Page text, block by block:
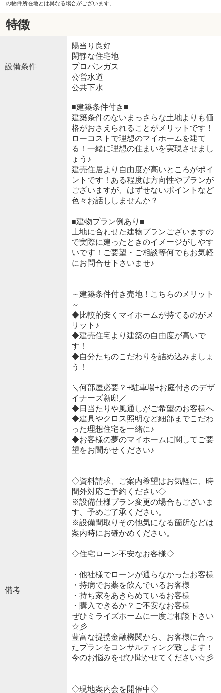
の物件所在地とは異なる場合がございます。
特徴
設備条件
陽当り良好
閑静な住宅地
プロパンガス
公営水道
公共下水
備考
■建築条件付き■
建築条件のないまっさらな土地よりも価
格がおさえられることがメリットです！
ローコストで理想のマイホームを建て
る！一緒に理想の住まいを実現させまし
ょう♪
建売住居より自由度が高いところがポイ
ントです！ある程度は方向性やプランが
ございますが、はずせないポイントなど
色々お話ししませんか？
■建物プラン例あり■
土地に合わせた建物プランございますの
で実際に建ったときのイメージがしやす
いです！ご要望・ご相談等何でもお気軽
にお問合せ下さいませ♪
～建築条件付き売地！こちらのメリット
～
◆比較的安くマイホームが持てるのがメ
リット♪
◆建売住宅より建築の自由度が高いで
す！
◆自分たちのこだわりを詰め込みましょ
う！
＼何部屋必要？+駐車場+お庭付きのデザ
イナーズ新邸／
◆日当たりや風通しがご希望のお客様へ
◆建具やクロス照明など細部までこだわ
った理想住宅を一緒に♪
◆お客様の夢のマイホームに関してご要
望をお聞かせください♪
◇資料請求、ご案内希望はお気軽に、時
間外対応ご予約ください◇
※設備仕様プラン変更の場合もございま
す、予めご了承ください。
※設備間取りその他気になる箇所などは
案内時にお確かめください。
◇住宅ローン不安なお客様◇
・他社様でローンが通らなかったお客様
・持病でお薬を飲んでいるお客様
・持ち家をあきらめているお客様
・購入できるか？ご不安なお客様
ぜひミライズホームに一度ご相談下さい
☆彡
豊富な提携金融機関から、お客様に合っ
たプランをコンサルティング致します！
今のお悩みをぜひ聞かせてください☆彡
◇現地案内会を開催中◇